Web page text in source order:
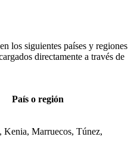
los siguientes países y regiones
directamente a través de
País o región
Kenia, Marruecos, Túnez,